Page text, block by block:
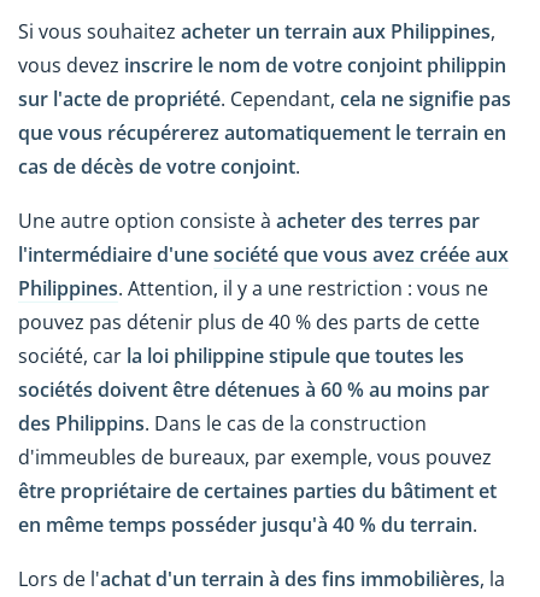
Si vous souhaitez acheter un terrain aux Philippines,
vous devez inscrire le nom de votre conjoint philippin
sur l'acte de propriété. Cependant, cela ne signifie pas
que vous récupérerez automatiquement le terrain en
cas de décès de votre conjoint.
Une autre option consiste à acheter des terres par
l'intermédiaire d'unesociété que vous avez créée aux
Philippines. Attention, il y a une restriction : vous ne
pouvez pas détenir plus de 40 % des parts de cette
société, car la loi philippine stipule que toutes les
sociétés doivent être détenues à 60 % au moins par
des Philippins. Dans le cas de la construction
d'immeubles de bureaux, par exemple, vous pouvez
être propriétaire de certaines parties du bâtiment et
en même temps posséder jusqu'à 40 % du terrain.
Lors de l'achat d'un terrain à des fins immobilières, la